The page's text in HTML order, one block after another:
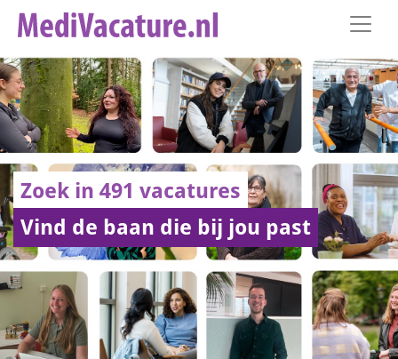
Zoek in 491 vacatures
Vind de baan die bij jou past